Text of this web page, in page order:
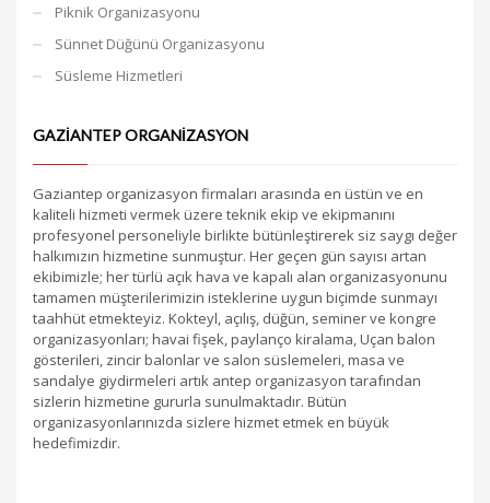
Piknik Organizasyonu
Sünnet Düğünü Organizasyonu
Süsleme Hizmetleri
GAZIANTEP ORGANIZASYON
Gaziantep organizasyon firmaları arasında en üstün ve en
kaliteli hizmeti vermek üzere teknik ekip ve ekipmanını
profesyonel personeliyle birlikte bütünleştirerek siz saygı değer
halkımızın hizmetine sunmuştur. Her geçen gün sayısı artan
ekibimizle; her türlü açık hava ve kapalı alan organizasyonunu
tamamen müşterilerimizin isteklerine uygun biçimde sunmayı
taahhüt etmekteyiz. Kokteyl, açılış, düğün, seminer ve kongre
organizasyonları; havai fişek, paylanço kiralama, Uçan balon
gösterileri, zincir balonlar ve salon süslemeleri, masa ve
sandalye giydirmeleri artık antep organizasyon tarafından
sizlerin hizmetine gururla sunulmaktadır. Bütün
organizasyonlarınızda sizlere hizmet etmek en büyük
hedefimizdir.